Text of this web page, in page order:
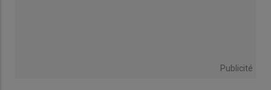
Publicité